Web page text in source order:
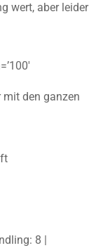
wert, aber leider
mit den ganzen
8 |